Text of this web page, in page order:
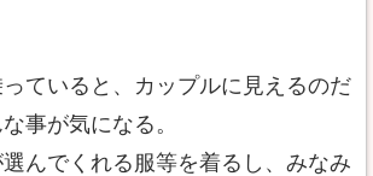
ていると、カップルに見えるのだ
事が気になる。
んでくれる服等を着るし、みなみ